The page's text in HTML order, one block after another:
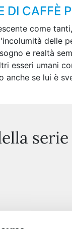
DI CAFFÈ
come
delle
e realtà
esseri umani
anche se lui è
serie